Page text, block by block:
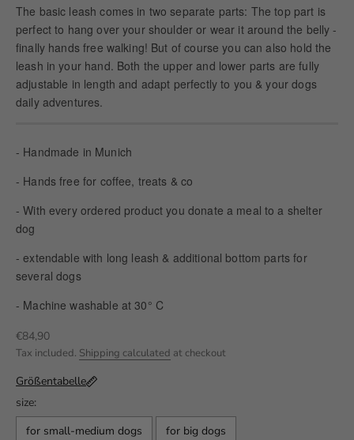
The basic leash comes in two separate parts: The top part is
perfect to hang over your shoulder or wear it around the belly -
finally hands free walking! But of course you can also hold the
leash in your hand. Both the upper and lower parts are fully
adjustable in length and adapt perfectly to you & your dogs
daily adventures.
- Handmade in Munich
- Hands free for coffee, treats & co
- With every ordered product you donate a meal to a shelter
dog
- extendable with long leash & additional bottom parts for
several dogs
- Machine washable at 30° C
Sale price
€84,90
Tax included. Shipping calculated at checkout
Größentabelle
size:
for small-medium dogs
for big dogs